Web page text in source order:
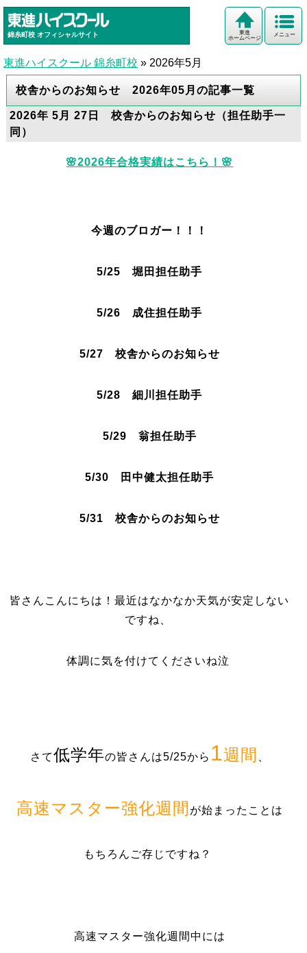
錦糸町校 オフィシャルサイト メニュー
東進
ホームページ
東進ハイスクール 錦糸町校 » 2026年5月
校舎からのお知らせ 2026年05月の記事一覧
2026年 5月 27日 校舎からのお知らせ（担任助手一
同）
🌸2026年合格実績はこちら！🌸
今週のブロガー！！！
5/25 堀田担任助手
5/26 成住担任助手
5/27 校舎からのお知らせ
5/28 細川担任助手
5/29 翁担任助手
5/30 田中健太担任助手
5/31 校舎からのお知らせ
皆さんこんにちは！最近はなかなか天気が安定しない
ですね、
体調に気を付けてくださいね泣
さて低学年の皆さんは5/25から 1週間
高速マスター強化週間 が始まったことは
もちろんご存じですね？
高速マスター強化週間中には